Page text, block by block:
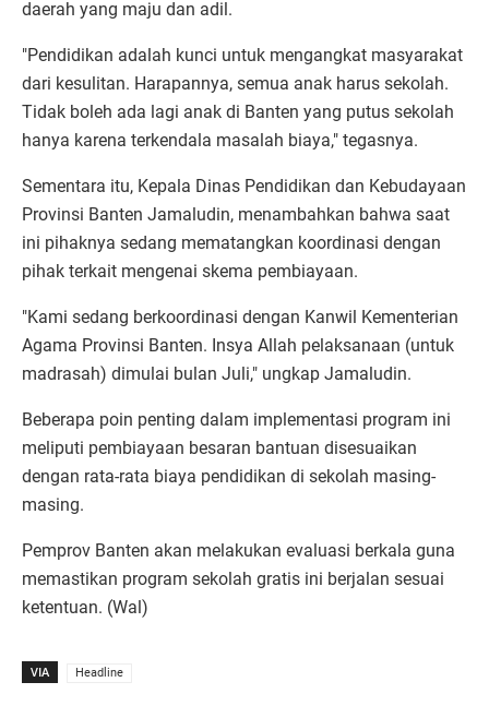
daerah yang maju dan adil.
"Pendidikan adalah kunci untuk mengangkat masyarakat
dari kesulitan. Harapannya, semua anak harus sekolah.
Tidak boleh ada lagi anak di Banten yang putus sekolah
hanya karena terkendala masalah biaya," tegasnya.
Sementara itu, Kepala Dinas Pendidikan dan Kebudayaan
Provinsi Banten Jamaludin, menambahkan bahwa saat
ini pihaknya sedang mematangkan koordinasi dengan
pihak terkait mengenai skema pembiayaan.
"Kami sedang berkoordinasi dengan Kanwil Kementerian
Agama Provinsi Banten. Insya Allah pelaksanaan (untuk
madrasah) dimulai bulan Juli," ungkap Jamaludin.
Beberapa poin penting dalam implementasi program ini
meliputi pembiayaan besaran bantuan disesuaikan
dengan rata-rata biaya pendidikan di sekolah masing-
masing.
Pemprov Banten akan melakukan evaluasi berkala guna
memastikan program sekolah gratis ini berjalan sesuai
ketentuan. (Wal)
VIA Headline